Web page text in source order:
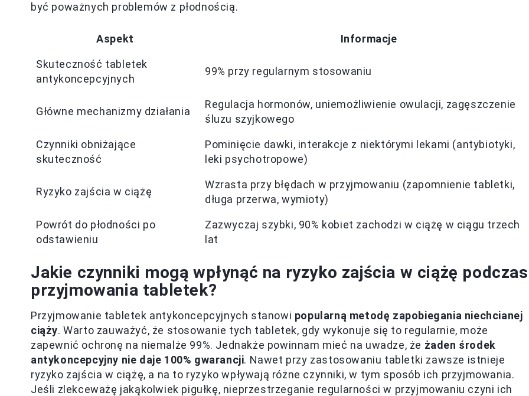
być poważnych problemów z płodnością.
Aspekt Informacje
Skuteczność tabletek
antykoncepcyjnych
99% przy regularnym stosowaniu
Główne mechanizmy działania
Regulacja hormonów, uniemożliwienie owulacji, zagęszczenie
śluzu szyjkowego
Czynniki obniżające
skuteczność
Pominięcie dawki, interakcje z niektórymi lekami (antybiotyki,
leki psychotropowe)
Ryzyko zajścia w ciążę
Wzrasta przy błędach w przyjmowaniu (zapomnienie tabletki,
długa przerwa, wymioty)
Powrót do płodności po
odstawieniu
Zazwyczaj szybki, 90% kobiet zachodzi w ciążę w ciągu trzech
lat
Jakie czynniki mogą wpłynąć na ryzyko zajścia w ciążę podczas
przyjmowania tabletek?
Przyjmowanie tabletek antykoncepcyjnych stanowi popularną metodę zapobiegania niechcianej
ciąży. Warto zauważyć, że stosowanie tych tabletek, gdy wykonuje się to regularnie, może
zapewnić ochronę na niemalże 99%. Jednakże powinnam mieć na uwadze, że żaden środek
antykoncepcyjny nie daje 100% gwarancji. Nawet przy zastosowaniu tabletki zawsze istnieje
ryzyko zajścia w ciążę, a na to ryzyko wpływają różne czynniki, w tym sposób ich przyjmowania.
Jeśli zlekceważę jakąkolwiek pigułkę, nieprzestrzeganie regularności w przyjmowaniu czyni ich